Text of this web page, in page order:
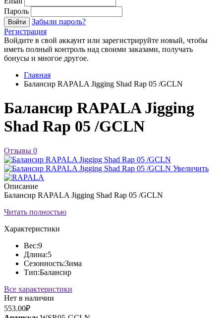
Пароль
Войти
Забыли пароль?
Регистрация
Войдите в свой аккаунт или зарегистрируйте новый, чтобы
иметь полный контроль над своими заказами, получать
бонусы и многое другое.
Главная
Балансир RAPALA Jigging Shad Rap 05 /GCLN
Балансир RAPALA Jigging
Shad Rap 05 /GCLN
Отзывы 0
Увеличить
Описание
Балансир RAPALA Jigging Shad Rap 05 /GCLN
Читать полностью
Характеристики
Вес:9
Длина:5
Сезонность:Зима
Тип:Балансир
Все характеристики
Нет в наличии
553.00₽